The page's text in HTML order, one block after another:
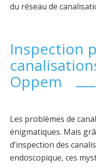
du réseau de
Inspection
Oppem
Les problèmes de
énigmatiques. Mais
d’inspection des
endoscopique, ces